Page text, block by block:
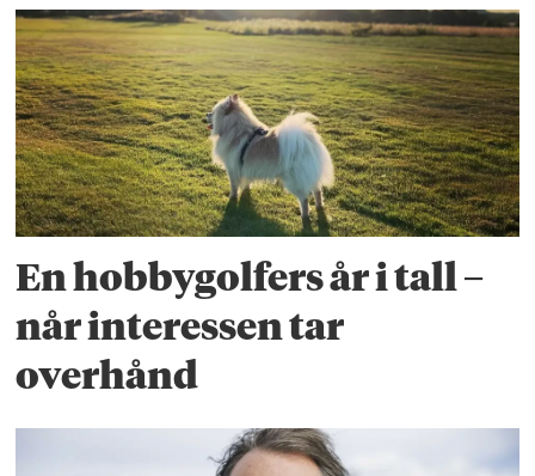
En hobbygolfers år i tall –
når interessen tar
overhånd